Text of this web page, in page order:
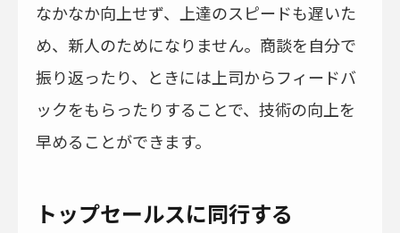
なかなか向上せず、上達のスピードも遅いた
め、新人のためになりません。商談を自分で
振り返ったり、ときには上司からフィードバ
ックをもらったりすることで、技術の向上を
早めることができます。
トップセールスに同行する